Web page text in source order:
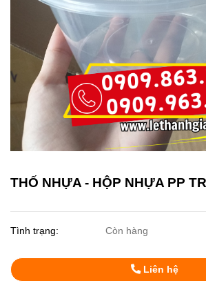
THỐ NHỰA - HỘP NHỰA PP
Tình trạng: Còn hàng
Liên hệ